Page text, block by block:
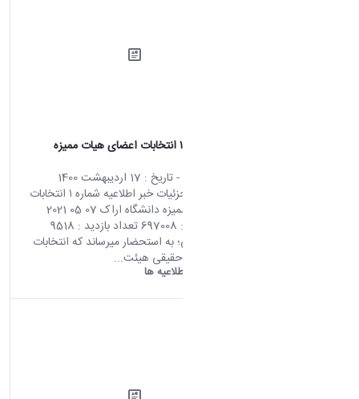
اطلاعیه شماره ۱ انتخابات اعضای هیات ممیزه
- تاریخ : 17 اردیبهشت 1400
صفحه اصلی جزئیات خبر اطلاعیه شماره ۱ انتخابات
اعضای هیات ممیزه دانشگاه اراک 07 05 2021
02:47 کد خبر : 697008 تعداد بازدید : 9518
همکاران گرامی؛ به استحضار میرساند که انتخابات
تعیین اعضای حقیقی هیئت...
اطلاعیه ها